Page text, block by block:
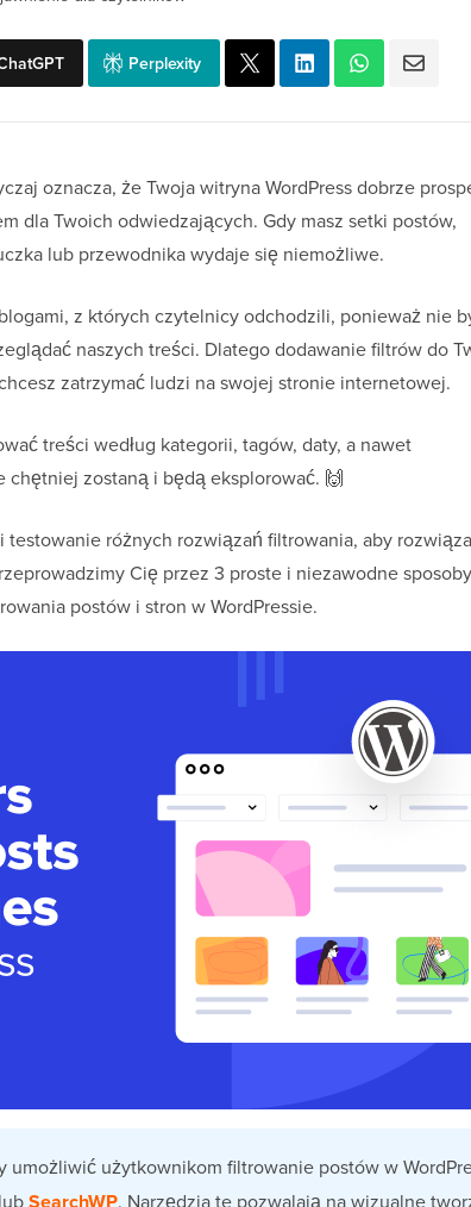
Perplexity
oznacza, że Twoja witryna WordPress dobrze
dla Twoich odwiedzających. Gdy masz setki postów,
lub przewodnika wydaje się niemożliwe.
z których czytelnicy odchodzili, ponieważ nie
naszych treści. Dlatego dodawanie filtrów do
zatrzymać ludzi na swojej stronie internetowej.
treści według kategorii, tagów, daty, a nawet
chętniej zostaną i będą eksplorować. 🙌
testowanie różnych rozwiązań filtrowania, aby
Cię przez 3 proste i niezawodne sposoby
postów i stron w WordPressie.
umożliwić użytkownikom filtrowanie postów w
lub
. Narzędzia te pozwalają na wizualne